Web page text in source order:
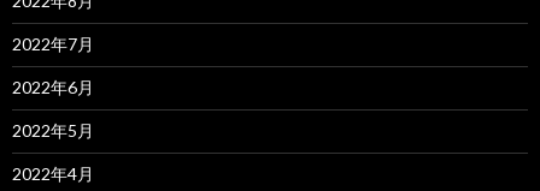
2022年7月
2022年6月
2022年5月
2022年4月